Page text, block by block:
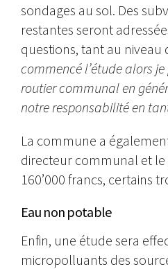
sondages au sol. Des
restantes seront
questions, tant au
commencé l’étude alors
routier communal en
notre responsabilité en
La commune a
directeur communal et le
160’000 francs, certains
Eau non potable
Enfin, une étude sera
micropolluants des